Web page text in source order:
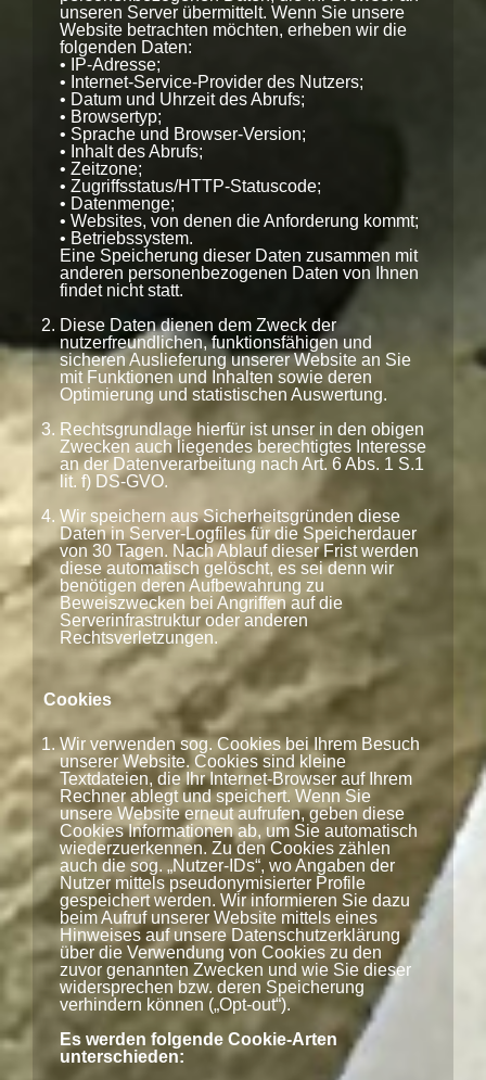
unseren Server übermittelt. Wenn Sie unsere
Website betrachten möchten, erheben wir die
folgenden Daten:
• IP-Adresse;
• Internet-Service-Provider des Nutzers;
• Datum und Uhrzeit des Abrufs;
• Browsertyp;
• Sprache und Browser-Version;
• Inhalt des Abrufs;
• Zeitzone;
• Zugriffsstatus/HTTP-Statuscode;
• Datenmenge;
• Websites, von denen die Anforderung kommt;
• Betriebssystem.
Eine Speicherung dieser Daten zusammen mit
anderen personenbezogenen Daten von Ihnen
findet nicht statt.
Diese Daten dienen dem Zweck der
nutzerfreundlichen, funktionsfähigen und
sicheren Auslieferung unserer Website an Sie
mit Funktionen und Inhalten sowie deren
Optimierung und statistischen Auswertung.
Rechtsgrundlage hierfür ist unser in den obigen
Zwecken auch liegendes berechtigtes Interesse
an der Datenverarbeitung nach Art. 6 Abs. 1 S.1
lit. f) DS-GVO.
Wir speichern aus Sicherheitsgründen diese
Daten in Server-Logfiles für die Speicherdauer
von 30 Tagen. Nach Ablauf dieser Frist werden
diese automatisch gelöscht, es sei denn wir
benötigen deren Aufbewahrung zu
Beweiszwecken bei Angriffen auf die
Serverinfrastruktur oder anderen
Rechtsverletzungen.
Cookies
Wir verwenden sog. Cookies bei Ihrem Besuch
unserer Website. Cookies sind kleine
Textdateien, die Ihr Internet-Browser auf Ihrem
Rechner ablegt und speichert. Wenn Sie
unsere Website erneut aufrufen, geben diese
Cookies Informationen ab, um Sie automatisch
wiederzuerkennen. Zu den Cookies zählen
auch die sog. „Nutzer-IDs“, wo Angaben der
Nutzer mittels pseudonymisierter Profile
gespeichert werden. Wir informieren Sie dazu
beim Aufruf unserer Website mittels eines
Hinweises auf unsere Datenschutzerklärung
über die Verwendung von Cookies zu den
zuvor genannten Zwecken und wie Sie dieser
widersprechen bzw. deren Speicherung
verhindern können („Opt-out“).
Es werden folgende Cookie-Arten
unterschieden: